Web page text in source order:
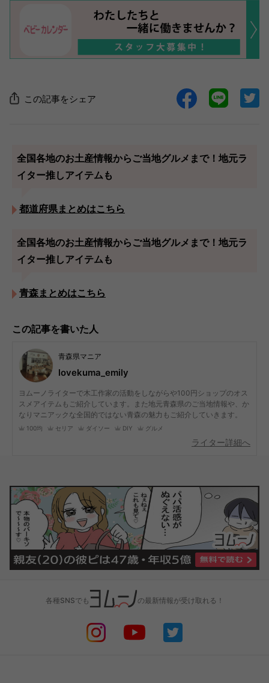
この記事をシェア
全国各地のお土産情報からご当地グルメまで！地元ラ
イター推しアイテムも
都道府県まとめはこちら
全国各地のお土産情報からご当地グルメまで！地元ラ
イター推しアイテムも
青森まとめはこちら
この記事を書いた人
青森県マニア
lovekuma_emily
ヨムーノライターで木工作家の活動をしながらや100円ショップのオス
スメアイテムもご紹介しています。また地元青森県のご当地情報や、か
なりマニアックな全国的ではない青森の魅力もご紹介していきます。
100均 セリア ダイソー DIY グルメ
ライター詳細へ
各種SNSでも の最新情報が受け取れる！